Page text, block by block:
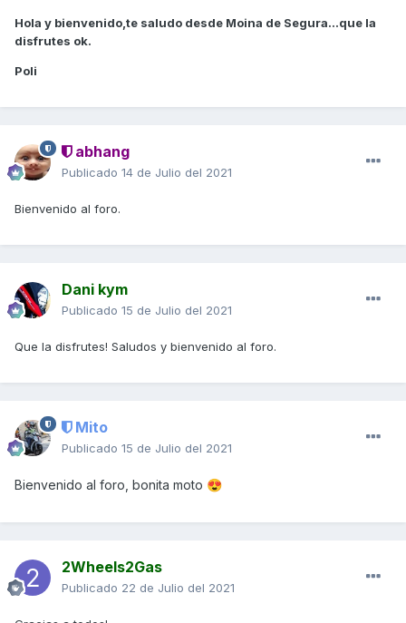
Hola y bienvenido,te saludo desde Moina de Segura...que la
disfrutes ok.
Poli
abhang
Publicado 14 de Julio del 2021
Bienvenido al foro.
Dani kym
Publicado 15 de Julio del 2021
Que la disfrutes! Saludos y bienvenido al foro.
Mito
Publicado 15 de Julio del 2021
Bienvenido al foro, bonita moto 😍
2Wheels2Gas
Publicado 22 de Julio del 2021